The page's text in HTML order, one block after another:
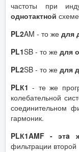
частоты при
однотактной
PL2AM - то же для
PL1SB - то же для
PL2SB - то же для
PLК1 - те же
колебательной
соединительном
гармоник.
PLК1AMF - этa
фильтрации второй